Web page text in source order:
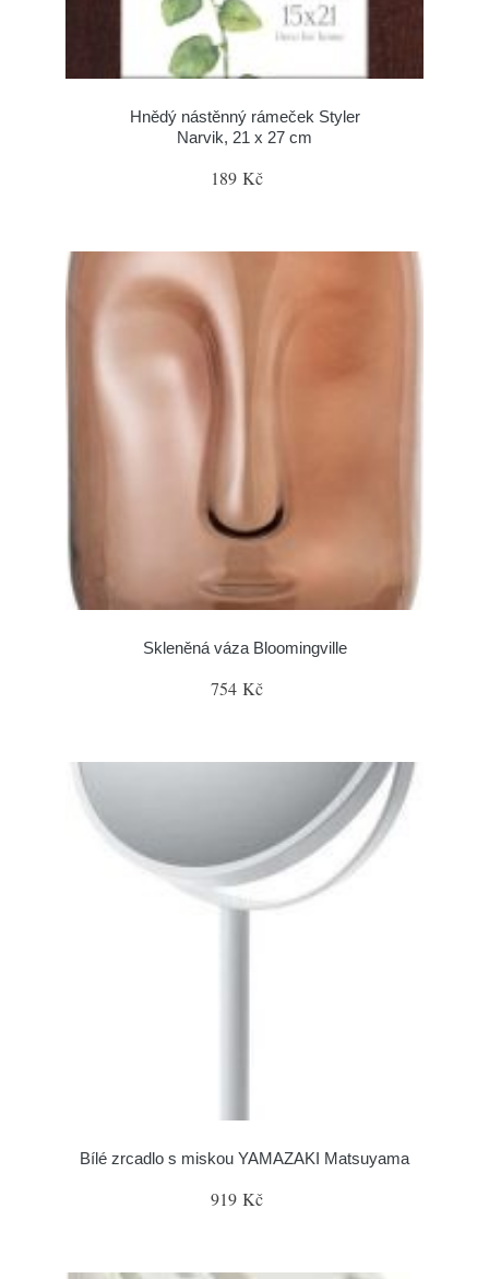
Hnědý nástěnný rámeček Styler
Narvik, 21 x 27 cm
189 Kč
Skleněná váza Bloomingville
754 Kč
Bílé zrcadlo s miskou YAMAZAKI Matsuyama
919 Kč